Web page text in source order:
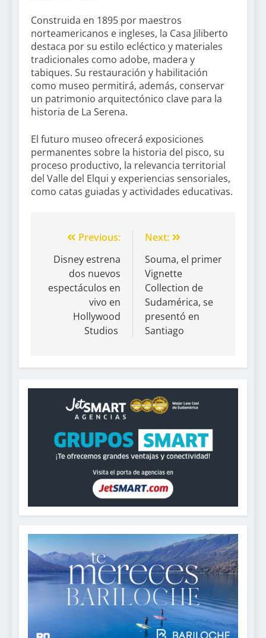
Construida en 1895 por maestros
norteamericanos e ingleses, la Casa Jiliberto
destaca por su estilo ecléctico y materiales
tradicionales como adobe, madera y
tabiques. Su restauración y habilitación
como museo permitirá, además, conservar
un patrimonio arquitectónico clave para la
historia de La Serena.
El futuro museo ofrecerá exposiciones
permanentes sobre la historia del pisco, su
proceso productivo, la relevancia territorial
del Valle del Elqui y experiencias sensoriales,
como catas guiadas y actividades educativas.
Previous:
Disney estrena
dos nuevos
espectáculos en
vivo en
Hollywood
Studios
Next:
Souma, el primer
Vignette
Collection de
Sudamérica, se
presentó en
Santiago